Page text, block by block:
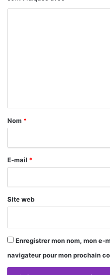
a
r
e
Nom *
E-mail *
Site web
Enregistrer mon nom, mon e-
navigateur pour mon prochain